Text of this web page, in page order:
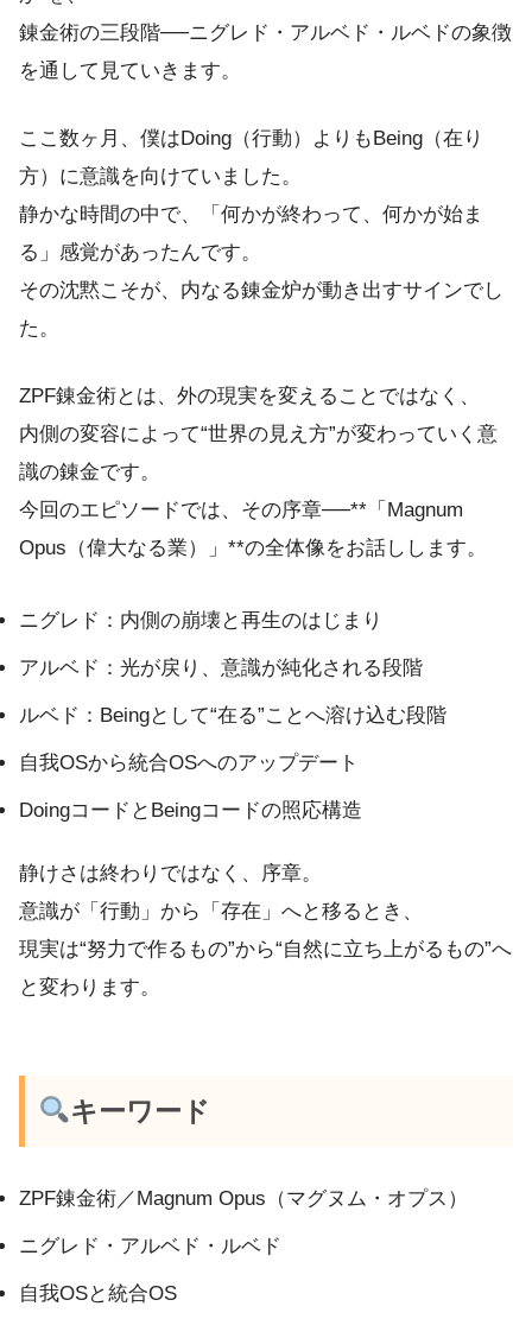
錬金術の三段階──ニグレド・アルベド・ルベドの象徴
を通して見ていきます。
ここ数ヶ月、僕はDoing（行動）よりもBeing（在り
方）に意識を向けていました。
静かな時間の中で、「何かが終わって、何かが始ま
る」感覚があったんです。
その沈黙こそが、内なる錬金炉が動き出すサインでし
た。
ZPF錬金術とは、外の現実を変えることではなく、
内側の変容によって“世界の見え方”が変わっていく意
識の錬金です。
今回のエピソードでは、その序章──**「Magnum
Opus（偉大なる業）」**の全体像をお話しします。
ニグレド：内側の崩壊と再生のはじまり
アルベド：光が戻り、意識が純化される段階
ルベド：Beingとして“在る”ことへ溶け込む段階
自我OSから統合OSへのアップデート
DoingコードとBeingコードの照応構造
静けさは終わりではなく、序章。
意識が「行動」から「存在」へと移るとき、
現実は“努力で作るもの”から“自然に立ち上がるもの”へ
と変わります。
キーワード
ZPF錬金術／Magnum Opus（マグヌム・オプス）
ニグレド・アルベド・ルベド
自我OSと統合OS